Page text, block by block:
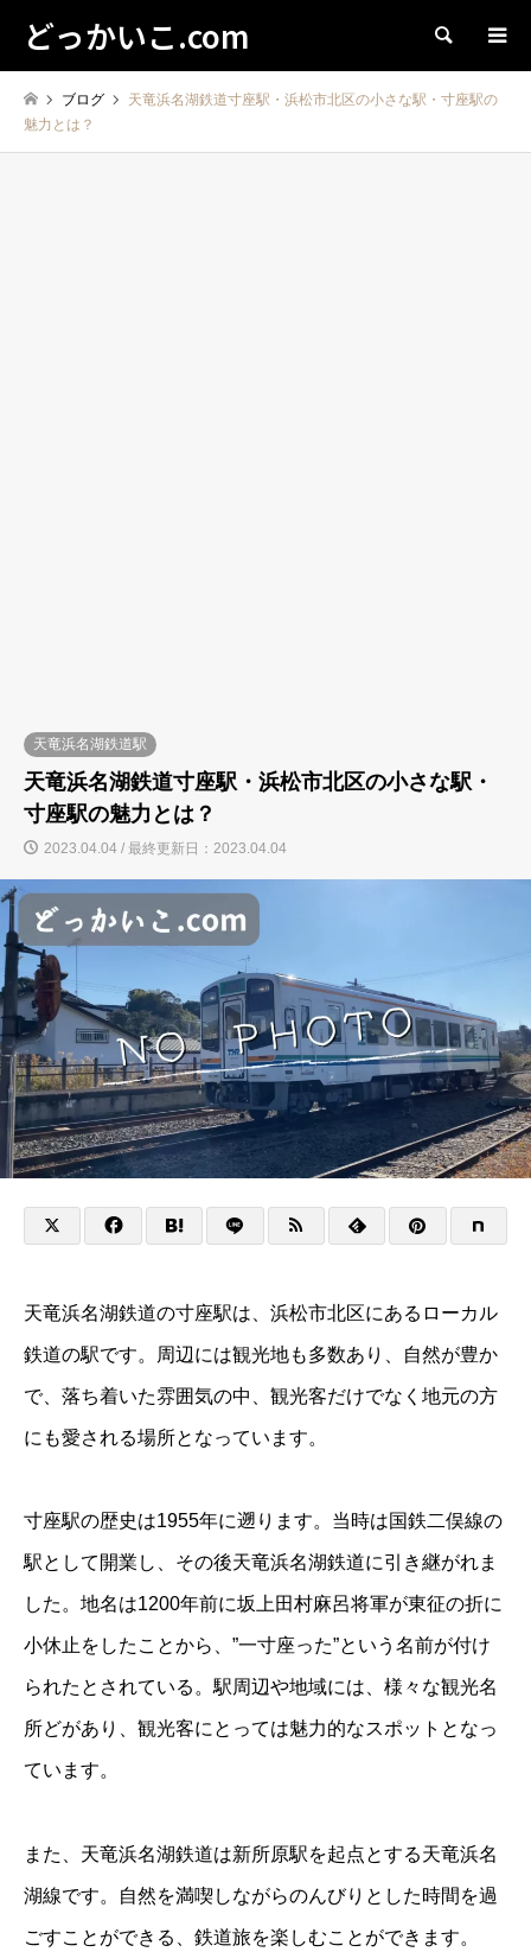
どっかいこ.com 検索
ブログ
天竜浜名湖鉄道寸座駅・浜松市北区の小さな駅・寸座駅の
魅力とは？
天竜浜名湖鉄道駅
天竜浜名湖鉄道寸座駅・浜松市北区の小さな駅・
寸座駅の魅力とは？
2023.04.04 / 最終更新日：2023.04.04
天竜浜名湖鉄道の寸座駅は、浜松市北区にあるローカル
鉄道の駅です。周辺には観光地も多数あり、自然が豊か
で、落ち着いた雰囲気の中、観光客だけでなく地元の方
にも愛される場所となっています。
寸座駅の歴史は1955年に遡ります。当時は国鉄二俣線の
駅として開業し、その後天竜浜名湖鉄道に引き継がれま
した。地名は1200年前に坂上田村麻呂将軍が東征の折に
小休止をしたことから、”一寸座った”という名前が付け
られたとされている。駅周辺や地域には、様々な観光名
所どがあり、観光客にとっては魅力的なスポットとなっ
ています。
また、天竜浜名湖鉄道は新所原駅を起点とする天竜浜名
湖線です。自然を満喫しながらのんびりとした時間を過
ごすことができる、鉄道旅を楽しむことができます。